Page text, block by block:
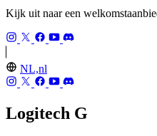
Kijk uit naar een
NL,nl
Logitech G